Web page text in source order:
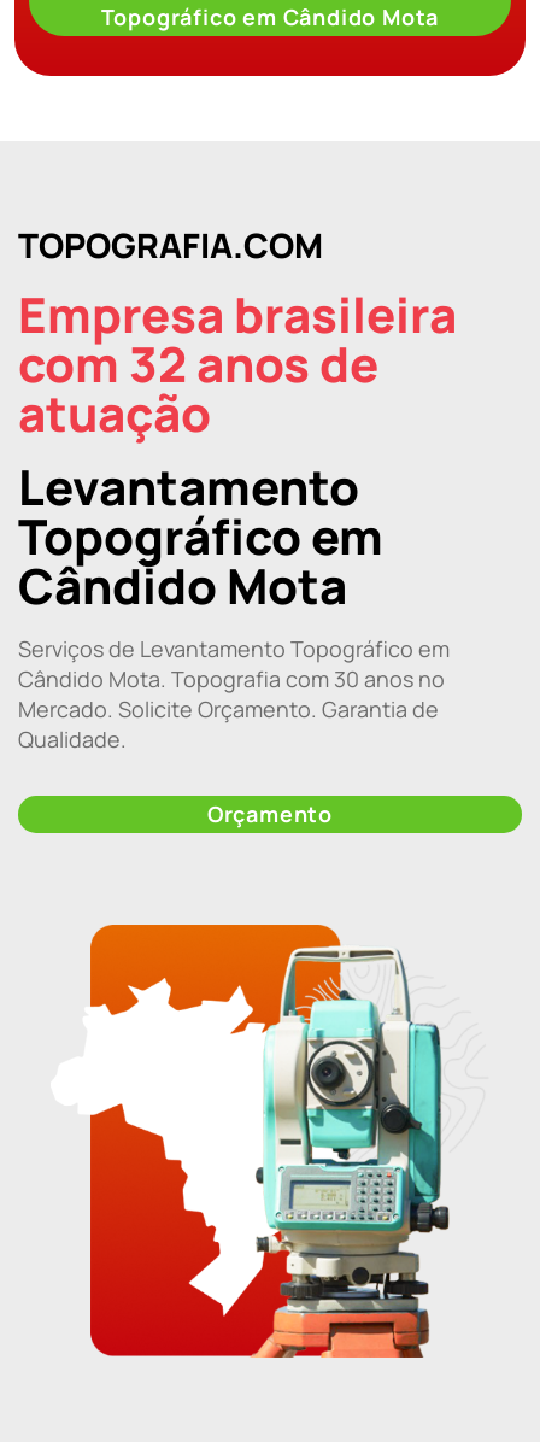
Topográfico em Cândido Mota
TOPOGRAFIA.COM
Empresa brasileira
com 32 anos de
atuação
Levantamento
Topográfico em
Cândido Mota
Serviços de Levantamento Topográfico em
Cândido Mota. Topografia com 30 anos no
Mercado. Solicite Orçamento. Garantia de
Qualidade.
Orçamento